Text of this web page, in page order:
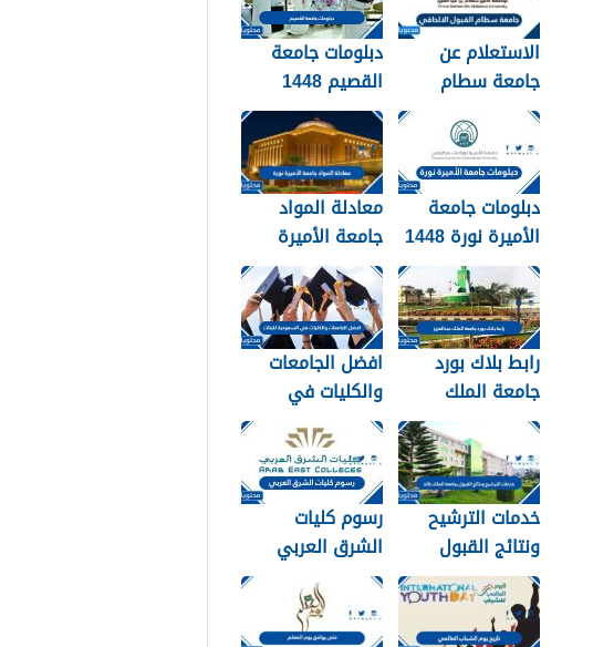
الاستعلام عن
جامعة سطام
القبول الالحاقي
1448
دبلومات جامعة
القصيم 1448
ورابط التقديم على
دبلومات جامعة
القصيم
qudcss.com
دبلومات جامعة
الأميرة نورة 1448
معادلة المواد
جامعة الأميرة
نورة 1448
رابط بلاك بورد
جامعة الملك
عبدالعزيز الجديد
1448 blackboard
kau
افضل الجامعات
والكليات في
السعودية للبنات
1448
خدمات الترشيح
ونتائج القبول
بجامعة الملك خالد
1448
رسوم كليات
الشرق العربي
1448 وكيفية
تسديد الرسوم